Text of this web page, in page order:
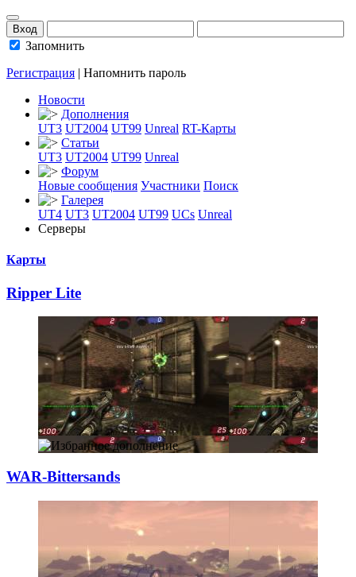
Запомнить
Регистрация | Напомнить пароль
Новости
Дополнения
UT3 UT2004 UT99 Unreal RT-Карты
Статьи
UT3 UT2004 UT99 Unreal
Форум
Новые сообщения Участники Поиск
Галерея
UT4 UT3 UT2004 UT99 UCs Unreal
Серверы
Карты
Ripper Lite
WAR-Bittersands